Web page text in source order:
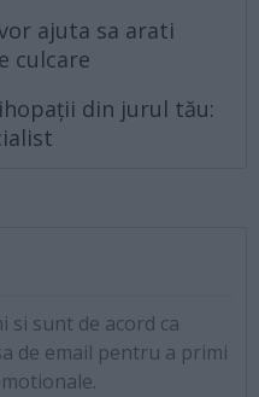
ajuta sa arati
culcare
din jurul tău:
si sunt de acord ca
de email pentru a primi